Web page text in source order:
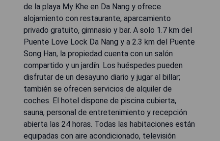
de la playa My Khe en Da Nang y ofrece
alojamiento con restaurante, aparcamiento
privado gratuito, gimnasio y bar. A solo 1.7 km del
Puente Love Lock Da Nang y a 2.3 km del Puente
Song Han, la propiedad cuenta con un salón
compartido y un jardín. Los huéspedes pueden
disfrutar de un desayuno diario y jugar al billar;
también se ofrecen servicios de alquiler de
coches. El hotel dispone de piscina cubierta,
sauna, personal de entretenimiento y recepción
abierta las 24 horas. Todas las habitaciones están
equipadas con aire acondicionado, televisión